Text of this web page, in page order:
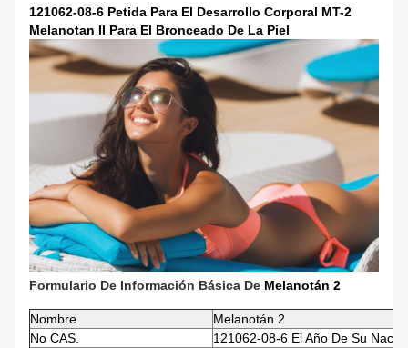
121062-08-6 Petida Para El Desarrollo Corporal MT-2
Melanotan II Para El Bronceado De La Piel
Formulario De Información Básica De Melanotán 2
Nombre
Melanotán 2
No CAS.
121062-08-6 El Año De Su